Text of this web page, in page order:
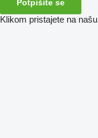
Potpišite se
Klikom pristajete na našu